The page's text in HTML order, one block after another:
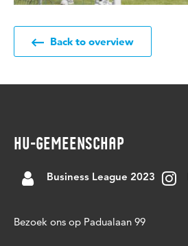
Back to overview
HU-GEMEENSCHAP
Business League 2023
Bezoek ons op Padualaan 99